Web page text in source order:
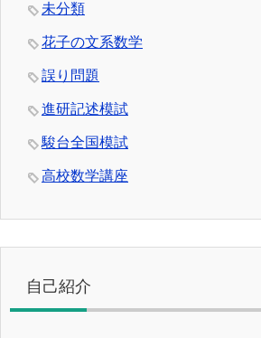
未分類
花子の文系数学
誤り問題
進研記述模試
駿台全国模試
高校数学講座
自己紹介